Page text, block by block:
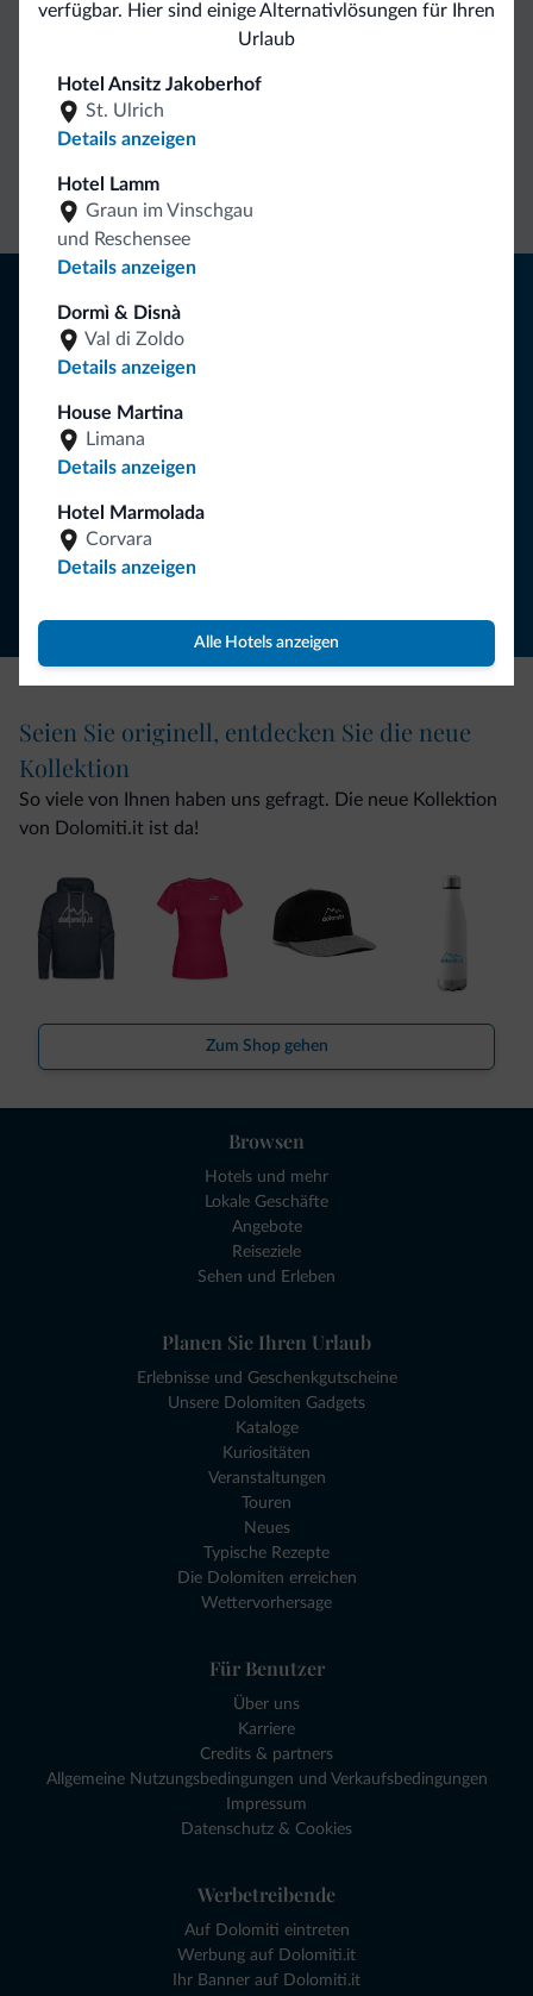
verfügbar. Hier sind einige Alternativlösungen für Ihren
Urlaub
Hotel Ansitz Jakoberhof
St. Ulrich
Details anzeigen
Hotel Lamm
Graun im Vinschgau
und Reschensee
Details anzeigen
Dormì & Disnà
Val di Zoldo
Details anzeigen
House Martina
Limana
Details anzeigen
Hotel Marmolada
Corvara
Details anzeigen
Alle Hotels anzeigen
Direkter
Folgen Sie Dolomiti.it auf
Sie erhalten Informationen, exklusive Angebote und
Neuigkeiten für Ihren Urlaub in den Dolomiten.
NEWSLETTER ABONNIEREN
Seien Sie originell, entdecken Sie die neue
Kollektion
So viele von Ihnen haben uns gefragt. Die neue Kollektion
von Dolomiti.it ist da!
Zum Shop gehen
Browsen
Hotels und mehr
Lokale Geschäfte
Angebote
Reiseziele
Sehen und Erleben
Planen Sie Ihren Urlaub
Erlebnisse und Geschenkgutscheine
Unsere Dolomiten Gadgets
Kataloge
Kuriositäten
Veranstaltungen
Touren
Neues
Typische Rezepte
Die Dolomiten erreichen
Wettervorhersage
Für Benutzer
Über uns
Karriere
Credits & partners
Allgemeine Nutzungsbedingungen und Verkaufsbedingungen
Impressum
Datenschutz & Cookies
Werbetreibende
Auf Dolomiti eintreten
Werbung auf Dolomiti.it
Ihr Banner auf Dolomiti.it